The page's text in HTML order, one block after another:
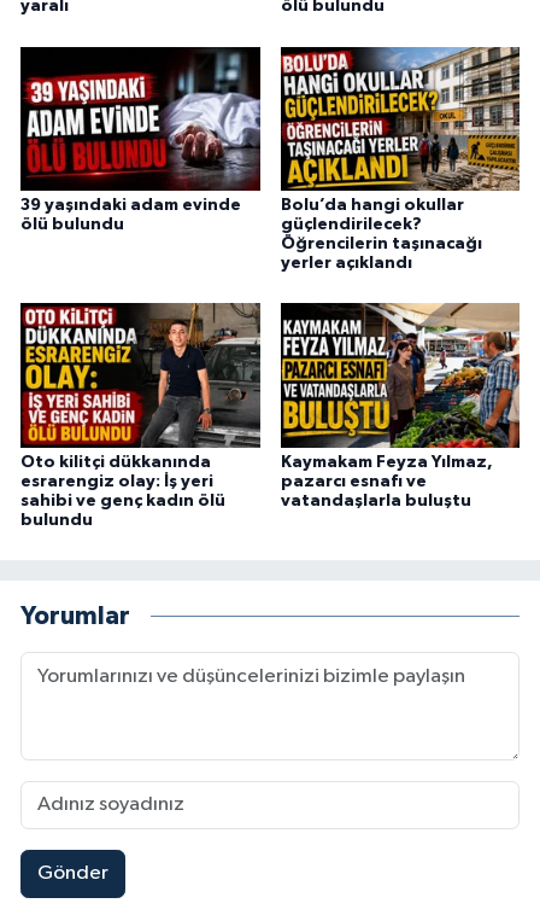
yaralı ölü bulundu
39 yaşındaki adam evinde
ölü bulundu
Bolu’da hangi okullar
güçlendirilecek?
Öğrencilerin taşınacağı
yerler açıklandı
Oto kilitçi dükkanında
esrarengiz olay: İş yeri
sahibi ve genç kadın ölü
bulundu
Kaymakam Feyza Yılmaz,
pazarcı esnafı ve
vatandaşlarla buluştu
Yorumlar
Gönder